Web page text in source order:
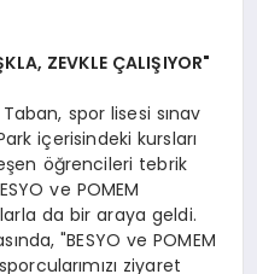
ZEVKLE ÇALIŞIYOR"
spor lisesi sınav
içerisindeki kursları
öğrencileri tebrik
ve POMEM
da bir araya geldi.
"BESYO ve POMEM
ziyaret